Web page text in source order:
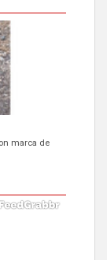
de la zona los